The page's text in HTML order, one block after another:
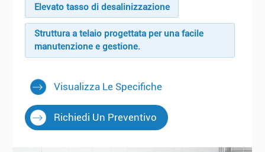
Elevato tasso di desalinizzazione
Struttura a telaio progettata per una facile
manutenzione e gestione.
Visualizza Le Specifiche
Richiedi Un Preventivo